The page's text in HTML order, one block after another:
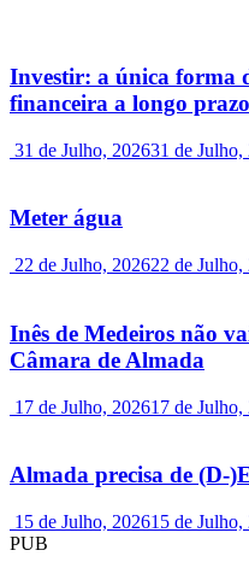
Investir: a única forma
financeira a longo
31 de Julho, 202631 de Julho,
Meter água
22 de Julho, 202622 de Julho,
Inês de Medeiros não
Câmara de Almada
17 de Julho, 202617 de Julho,
Almada precisa de (D-
15 de Julho, 202615 de Julho,
PUB